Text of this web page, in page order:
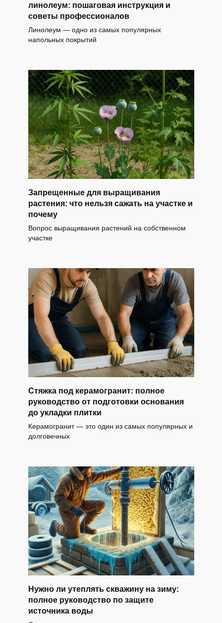
линолеум: пошаговая инструкция и
советы профессионалов
Линолеум — одно из самых популярных
напольных покрытий
Запрещенные для выращивания
растения: что нельзя сажать на участке и
почему
Вопрос выращивания растений на собственном
участке
Стяжка под керамогранит: полное
руководство от подготовки основания
до укладки плитки
Керамогранит — это один из самых популярных и
долговечных
Нужно ли утеплять скважину на зиму:
полное руководство по защите
источника воды